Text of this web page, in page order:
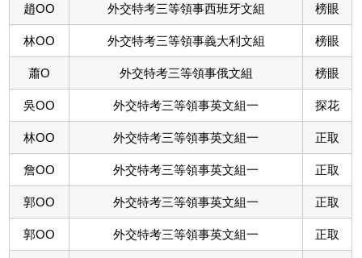
趙OO 外交特考三等領事西班牙文組 榜眼
林OO 外交特考三等領事義大利文組 榜眼
蕭O 外交特考三等領事俄文組 榜眼
吳OO 外交特考三等領事英文組一 探花
林OO 外交特考三等領事英文組一 正取
詹OO 外交特考三等領事英文組一 正取
郭OO 外交特考三等領事英文組一 正取
郭OO 外交特考三等領事英文組一 正取